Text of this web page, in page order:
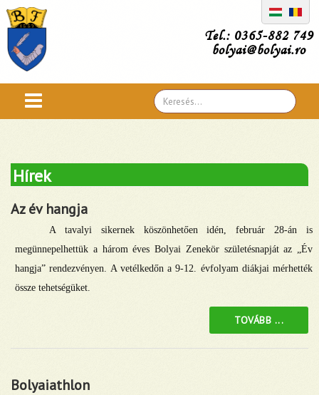
Tel.: 0365-882 749
bolyai@bolyai.ro
Search
...
Hírek
Az év hangja
A tavalyi sikernek köszönhetően idén, február 28-án is
megünnepelhettük a három éves Bolyai Zenekör születésnapját az „Év
hangja” rendezvényen. A vetélkedőn a 9-12. évfolyam diákjai mérhették
össze tehetségüket.
TOVÁBB ...
Bolyaiathlon